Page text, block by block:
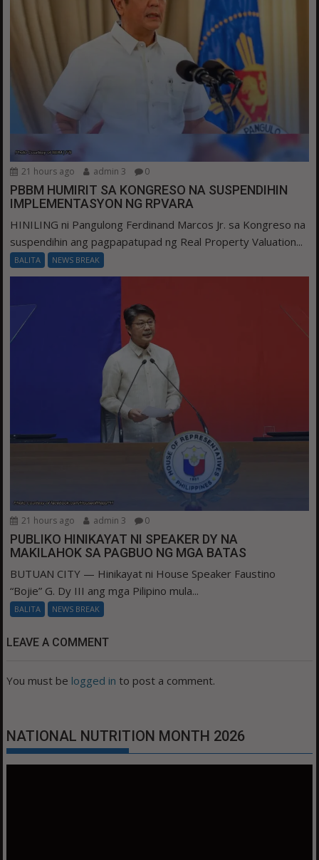
21 hours ago admin 3 0
PBBM HUMIRIT SA KONGRESO NA SUSPENDIHIN
IMPLEMENTASYON NG RPVARA
HINILING ni Pangulong Ferdinand Marcos Jr. sa Kongreso na
suspendihin ang pagpapatupad ng Real Property Valuation...
BALITA NEWS BREAK
21 hours ago admin 3 0
PUBLIKO HINIKAYAT NI SPEAKER DY NA
MAKILAHOK SA PAGBUO NG MGA BATAS
BUTUAN CITY — Hinikayat ni House Speaker Faustino
“Bojie” G. Dy III ang mga Pilipino mula...
BALITA NEWS BREAK
LEAVE A COMMENT
You must be logged in to post a comment.
NATIONAL NUTRITION MONTH 2026